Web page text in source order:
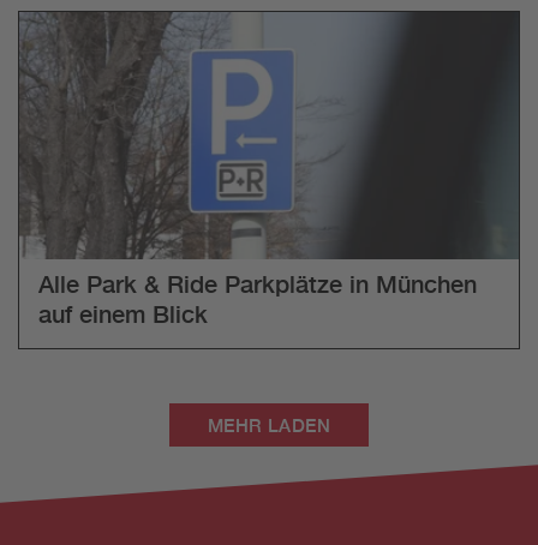
Alle Park & Ride Parkplätze in München
auf einem Blick
MEHR LADEN